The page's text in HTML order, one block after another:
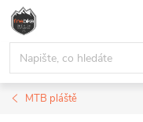
Přejít
obsah
MTB pláště